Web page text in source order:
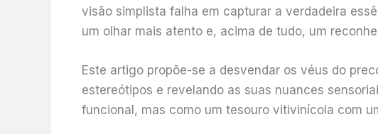
visão simplista falha em capturar a verdadeira
um olhar mais atento e, acima de tudo, um
Este artigo propõe-se a desvendar os véus do
estereótipos e revelando as suas nuances
funcional, mas como um tesouro vitivinícola com